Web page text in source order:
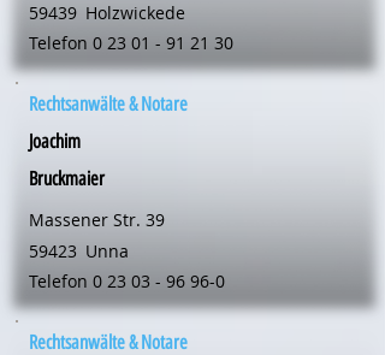
59439 Holzwickede
Telefon 0 23 01 - 91 21 30
Rechtsanwälte & Notare
Joachim
Bruckmaier
Massener Str. 39
59423 Unna
Telefon 0 23 03 - 96 96-0
Rechtsanwälte & Notare